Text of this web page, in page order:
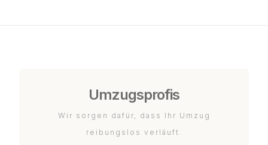
Umzugsprofis
Wir sorgen dafür, dass Ihr Umzug
reibungslos verläuft.